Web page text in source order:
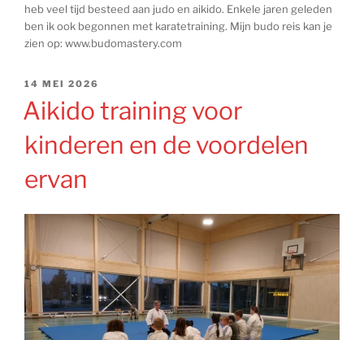
heb veel tijd besteed aan judo en aikido. Enkele jaren geleden
ben ik ook begonnen met karatetraining. Mijn budo reis kan je
zien op: www.budomastery.com
GEPLAATST
14 MEI 2026
Aikido training voor
kinderen en de voordelen
ervan